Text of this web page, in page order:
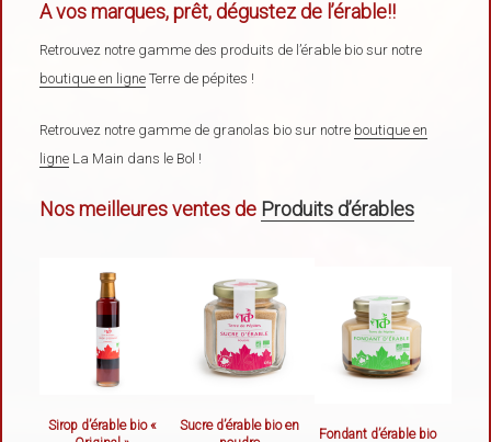
A vos marques, prêt, dégustez de l’érable!!
Retrouvez notre gamme des produits de l’érable bio sur notre
boutique en ligne Terre de pépites !
Retrouvez notre gamme de granolas bio sur notre boutique en
ligne La Main dans le Bol !
Nos meilleures ventes de Produits d’érables
Sirop d’érable bio «
Sucre d’érable bio en
Fondant d’érable bio